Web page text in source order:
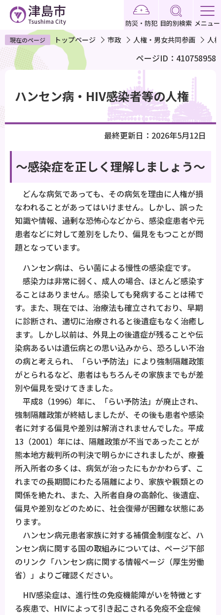
ペ
ー
で
す
防災・防犯 目的別検索 メニュー
現在のページ トップページ 市政 人権・男女共同参画 人
ページID：410758958
ハンセン病・HIV感染者等の人権
最終更新日：2026年5月12日
～感染症を正しく理解しましょう～
どんな病気であっても、その病気を理由に人権が損
なわれることがあってはいけません。しかし、誤った
知識や情報、過剰な恐怖心などから、感染症患者や元
患者などに対して差別をしたり、偏見をもつことが問
題となっています。
ハンセン病は、らい菌による慢性の感染症です。
感染力は非常に弱く、成人の場合、ほとんど感染す
ることはありません。感染しても発病することは稀で
す。また、現在では、治療法も確立されており、早期
に診断され、適切に治療されると後遺症もなく治癒し
ます。しかし以前は、外見上の後遺症が残ることや伝
染病あるいは遺伝病との思い込みから、恐ろしい不治
の病と考えられ、「らい予防法」により強制隔離政策
がとられるなど、患者はもちろんその家族までもが差
別や偏見を受けてきました。
平成8（1996）年に、「らい予防法」が廃止され、
強制隔離政策が終結しましたが、その後も患者や感染
者に対する偏見や差別は解消されませんでした。平成
13（2001）年には、隔離政策が不当であったことが
熊本地方裁判所の判決で明らかにされましたが、療養
所入所者の多くは、病気が治ったにもかかわらず、こ
れまでの長期間にわたる隔離により、家族や親類との
関係を絶たれ、また、入所者自身の高齢化、後遺症、
偏見や差別などのために、社会復帰が困難な状態にあ
ります。
ハンセン病元患者家族に対する補償金制度など、ハ
ンセン病に関する国の取組みについては、ページ下部
のリンク「ハンセン病に関する情報ページ（厚生労働
省）」よりご確認ください。
HIV感染症は、進行性の免疫機能障がいを特徴とす
る疾患で、HIVによって引き起こされる免疫不全症候